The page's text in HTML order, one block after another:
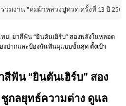
าหลวงปู่ทวด ครั้งที่ 13 ปี 2569" เสริมสิ
ย! ยาสีฟัน “ยินตันเฮิร์บ” สองพลังในหลอด
ปากและป้องกันฟันผุแบบขั้นสุด ตั้งเป้า
ฟัน “ยินตันเฮิร์บ” สอง
กลยุทธ์ความต่าง ดูแล